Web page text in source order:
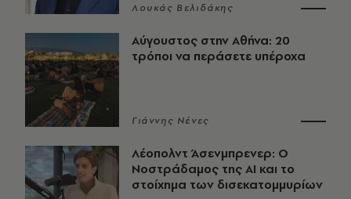
Λουκάς Βελιδάκης
Αύγουστος στην Αθήνα: 20
τρόποι να περάσετε υπέροχα
Γιάννης Νένες
Λέοπολντ Άσενμπρενερ: Ο
Νοστράδαμος της AI και το
στοίχημα των δισεκατομμυρίων